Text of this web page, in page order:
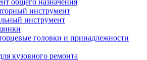
общего назначения
инструмент
инструмент
головки и принадлежности
кузовного ремонта